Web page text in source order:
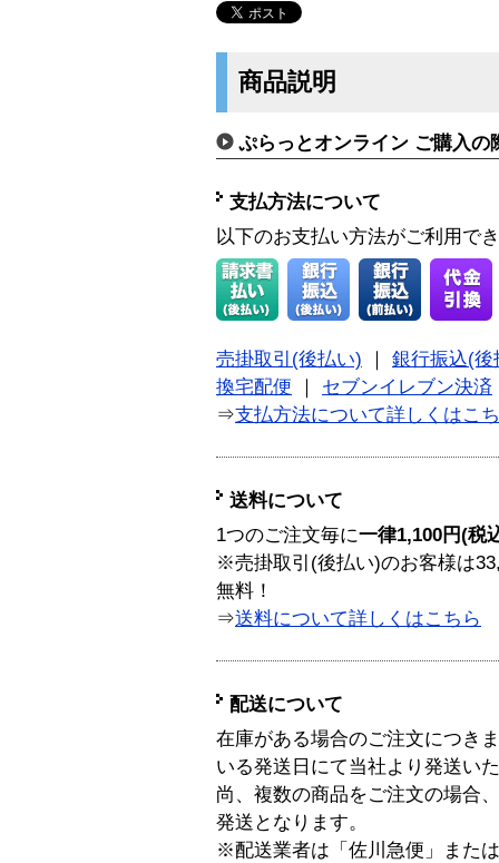
商品説明
ぷらっとオンライン ご購入の
支払方法について
以下のお支払い方法がご利用で
売掛取引(後払い)
銀行振込(後
換宅配便
セブンイレブン決済
⇒支払方法について詳しくはこ
送料について
1つのご注文毎に一律1,100円(税
※売掛取引(後払い)のお客様は
無料！
⇒送料について詳しくはこちら
配送について
在庫がある場合のご注文につき
いる発送日にて当社より発送い
尚、複数の商品をご注文の場合
発送となります。
※配送業者は「佐川急便」また